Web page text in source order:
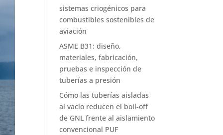
sistemas criogénicos para
combustibles sostenibles de
aviación
ASME B31: diseño,
materiales, fabricación,
pruebas e inspección de
tuberías a presión
Cómo las tuberías aisladas
al vacío reducen el boil-off
de GNL frente al aislamiento
convencional PUF